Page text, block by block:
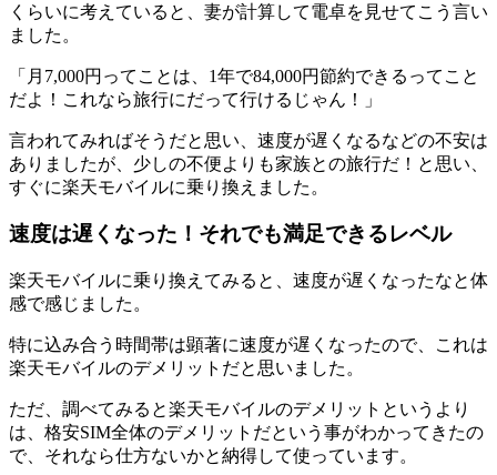
くらいに考えていると、妻が計算して電卓を見せてこう言い
ました。
「月7,000円ってことは、1年で84,000円節約できるってこと
だよ！これなら旅行にだって行けるじゃん！」
言われてみればそうだと思い、速度が遅くなるなどの不安は
ありましたが、少しの不便よりも家族との旅行だ！と思い、
すぐに楽天モバイルに乗り換えました。
速度は遅くなった！それでも満足できるレベル
楽天モバイルに乗り換えてみると、速度が遅くなったなと体
感で感じました。
特に込み合う時間帯は顕著に速度が遅くなったので、これは
楽天モバイルのデメリットだと思いました。
ただ、調べてみると楽天モバイルのデメリットというより
は、格安SIM全体のデメリットだという事がわかってきたの
で、それなら仕方ないかと納得して使っています。